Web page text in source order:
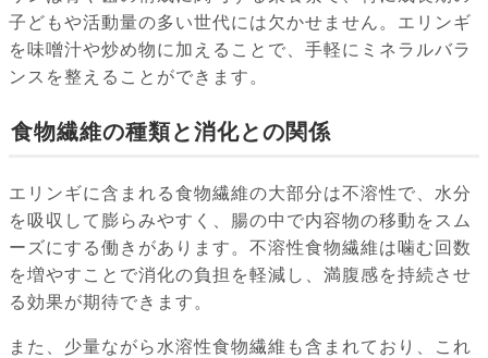
子どもや活動量の多い世代には欠かせません。エリンギ
を味噌汁や炒め物に加えることで、手軽にミネラルバラ
ンスを整えることができます。
食物繊維の種類と消化との関係
エリンギに含まれる食物繊維の大部分は不溶性で、水分
を吸収して膨らみやすく、腸の中で内容物の移動をスム
ーズにする働きがあります。不溶性食物繊維は噛む回数
を増やすことで消化の負担を軽減し、満腹感を持続させ
る効果が期待できます。
また、少量ながら水溶性食物繊維も含まれており、これ